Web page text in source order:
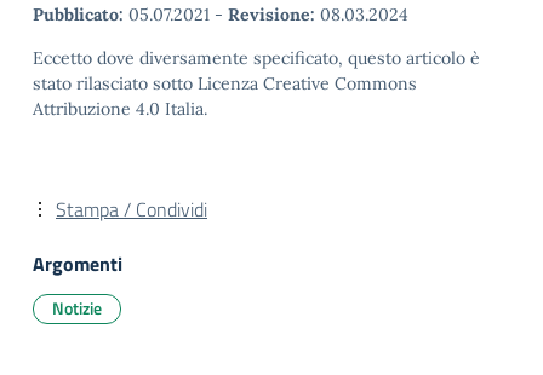
Pubblicato: 05.07.2021 - Revisione: 08.03.2024
Eccetto dove diversamente specificato, questo articolo è
stato rilasciato sotto Licenza Creative Commons
Attribuzione 4.0 Italia.
Stampa / Condividi
Argomenti
Notizie